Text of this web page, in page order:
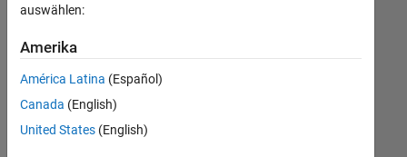
Customer Support
Education Sales
Marketing Communications
Finance and Operations
Human Resources
Derzeit
es
keine
offenen
Stellen,
auswählen:
Amerika
América Latina (Español)
Canada (English)
United States (English)